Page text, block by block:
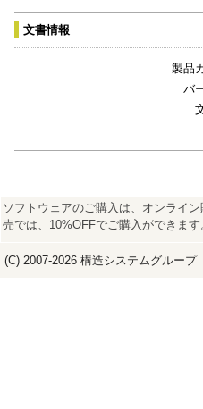
文書情報
製品
バ
ソフトウェアのご購入は、オンライ
売では、10%OFFでご購入ができます
(C) 2007-2026 構造システムグループ